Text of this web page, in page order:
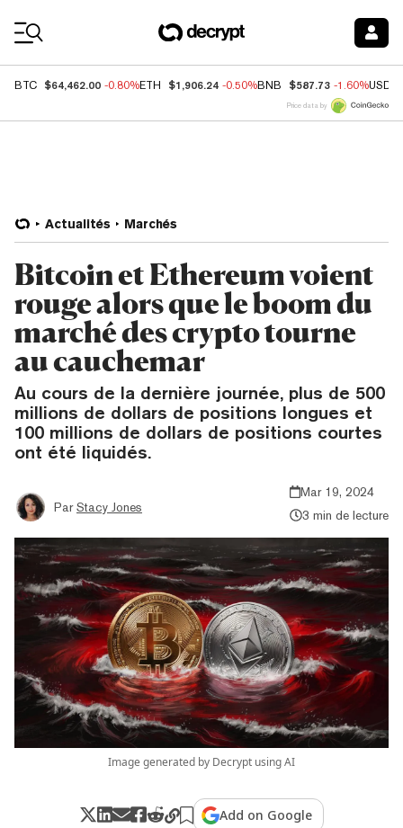
BTC $64,462.00 -0.80%ETH $1,906.24 -0.50%BNB $587.73 -1.60%USDC
Price data by
Actualités Marchés
Bitcoin et Ethereum voient
rouge alors que le boom du
marché des crypto tourne
au cauchemar
Au cours de la dernière journée, plus de 500
millions de dollars de positions longues et
100 millions de dollars de positions courtes
ont été liquidés.
Par Stacy Jones
Mar 19, 2024
3 min de lecture
Image generated by Decrypt using AI
Add on Google